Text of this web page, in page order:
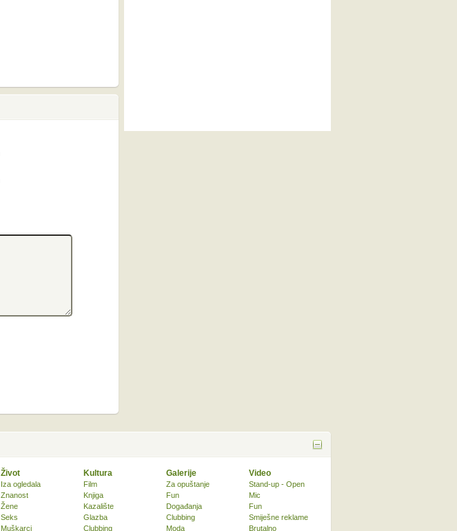
Život
Iza ogledala
Znanost
Žene
Seks
Muškarci
Kultura
Film
Knjiga
Kazalište
Glazba
Clubbing
Galerije
Za opuštanje
Fun
Događanja
Clubbing
Moda
Video
Stand-up - Open
Mic
Fun
Smiješne reklame
Brutalno